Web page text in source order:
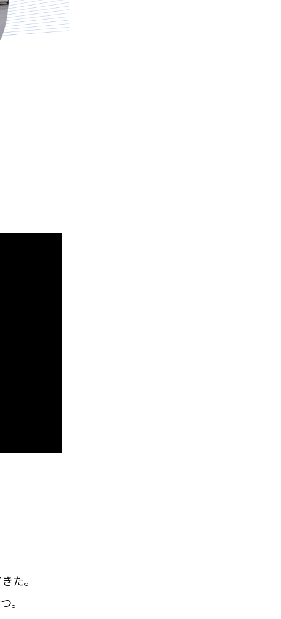
た。
。